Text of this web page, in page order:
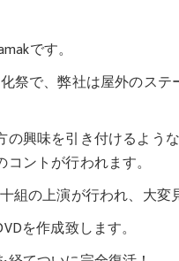
です。
祭で、弊社は屋外のス
の興味を引き付けるよう
ントが行われます。
組の上演が行われ、大変
を作成致します。